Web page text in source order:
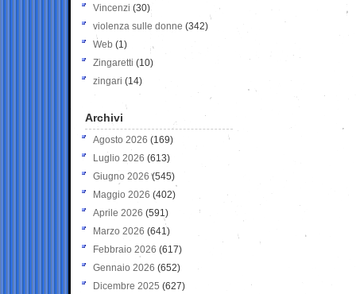
Vincenzi (30)
violenza sulle donne (342)
Web (1)
Zingaretti (10)
zingari (14)
Archivi
Agosto 2026 (169)
Luglio 2026 (613)
Giugno 2026 (545)
Maggio 2026 (402)
Aprile 2026 (591)
Marzo 2026 (641)
Febbraio 2026 (617)
Gennaio 2026 (652)
Dicembre 2025 (627)